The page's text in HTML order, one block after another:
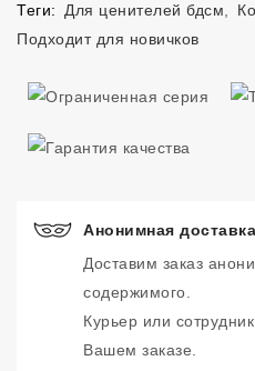
Теги: Для ценителей бдсм
Подходит для новичков
Анонимная доставка
Доставим заказ
содержимого.
Курьер или
Вашем заказе.